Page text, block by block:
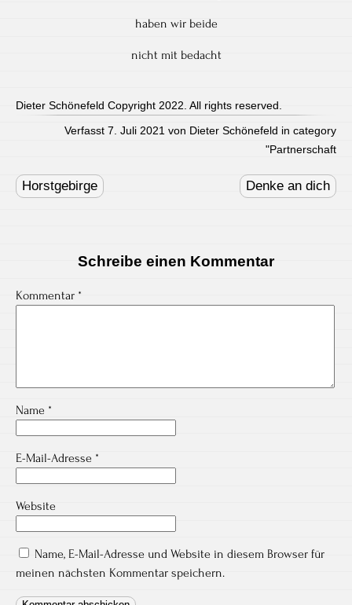
haben wir beide
nicht mit bedacht
Dieter Schönefeld Copyright 2022. All rights reserved.
Verfasst 7. Juli 2021 von Dieter Schönefeld in category
"Partnerschaft
navigation
Horstgebirge Denke an dich
Schreibe einen Kommentar
Kommentar *
Name *
E-Mail-Adresse *
Website
Name, E-Mail-Adresse und Website in diesem Browser für
meinen nächsten Kommentar speichern.